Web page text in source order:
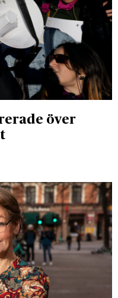
över